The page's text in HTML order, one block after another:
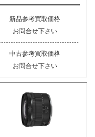
新品参考買取価格
お問合せ下さい
中古参考買取価格
お問合せ下さい